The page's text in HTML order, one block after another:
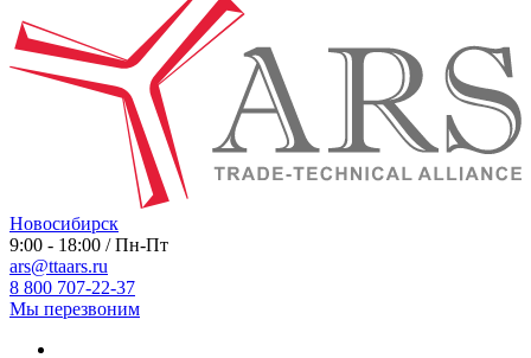
Новосибирск
9:00 - 18:00 / Пн-Пт
ars@ttaars.ru
8 800 707-22-37
Мы перезвоним